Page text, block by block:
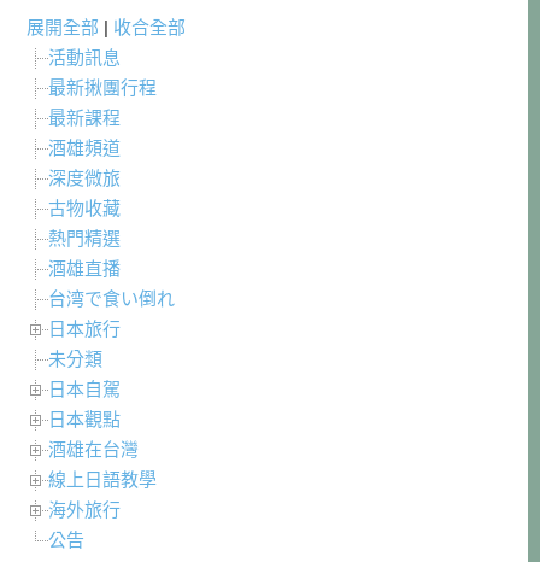
展開全部 | 收合全部
活動訊息
最新揪團行程
最新課程
酒雄頻道
深度微旅
古物收藏
熱門精選
酒雄直播
台湾で食い倒れ
日本旅行
未分類
日本自駕
日本觀點
酒雄在台灣
線上日語教學
海外旅行
公告